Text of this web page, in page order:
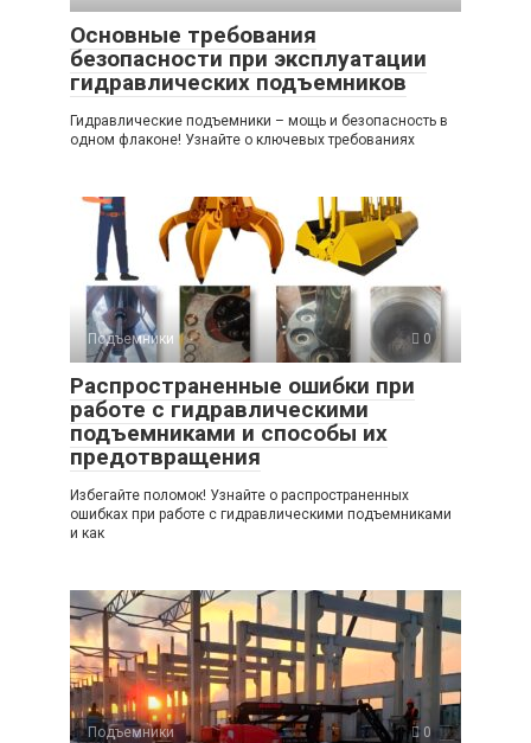
Основные требования
безопасности при эксплуатации
гидравлических подъемников
Гидравлические подъемники – мощь и безопасность в
одном флаконе! Узнайте о ключевых требованиях
Подъемники 0
Распространенные ошибки при
работе с гидравлическими
подъемниками и способы их
предотвращения
Избегайте поломок! Узнайте о распространенных
ошибках при работе с гидравлическими подъемниками
и как
Подъемники 0